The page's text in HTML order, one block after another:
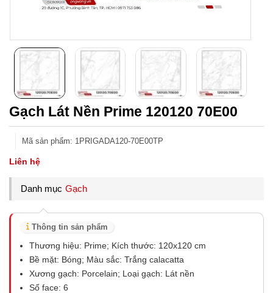
Gạch Lát Nền Prime 120120 70E00
Mã sản phẩm: 1PRIGADA120-70E00TP
Liên hệ
Danh mục Gạch
Thông tin sản phẩm
Thương hiệu: Prime; Kích thước: 120x120 cm
Bề mặt: Bóng; Màu sắc: Trắng calacatta
Xương gạch: Porcelain; Loại gạch: Lát nền
Số face: 6